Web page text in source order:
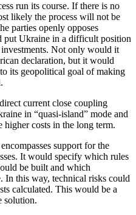
run its course. If there is no
likely the process will not be
parties openly opposes
put Ukraine in a difficult position
Not only would it
declaration, but it would
its geopolitical goal of making
cur­rent close coupling
in “quasi-island” mode and
costs in the long term.
support for the
It would specify which rules
be built and which
In this way, technical risks could
calculated. This would be a
solution.